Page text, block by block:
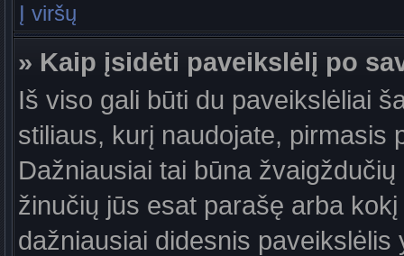
Į viršų
» Kaip įsidėti paveikslėlį po
Iš viso gali būti du paveikslėliai
stiliaus, kurį naudojate, pirmasis
Dažniausiai tai būna
žinučių jūs esat parašę arba
dažniausiai didesnis